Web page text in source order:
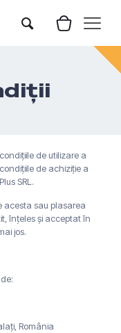
de utilizare a
de achiziție a
SRL.
acesta sau plasarea
înțeles și acceptat în
jos.
România